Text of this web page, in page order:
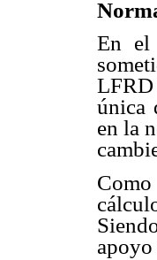
En el
LFRD
única
en la